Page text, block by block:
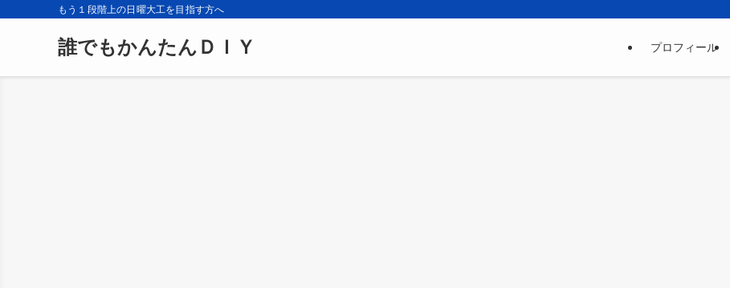
もう１段階上の日曜大工を目指す方へ
誰でもかんたんＤＩＹ プロフィール